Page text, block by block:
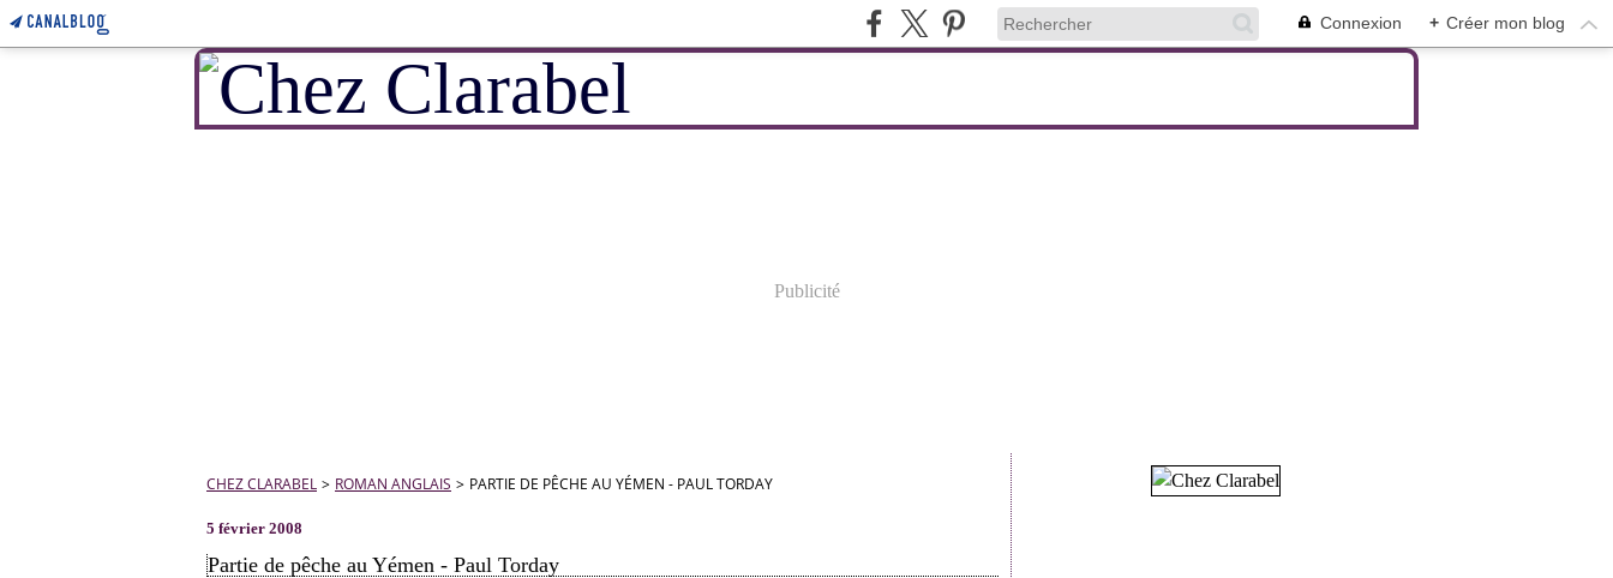
Connexion + Créer mon blog
Publicité
CHEZ CLARABEL > ROMAN ANGLAIS > PARTIE DE PÊCHE AU YÉMEN - PAUL TORDAY
5 février 2008
Partie de pêche au Yémen - Paul Torday